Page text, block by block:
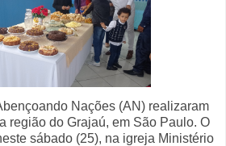
Nações (AN) realizaram
região do Grajaú, em São Paulo. O
sábado (25), na igreja Ministério